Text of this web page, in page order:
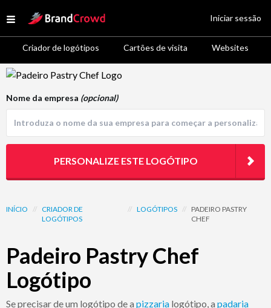
Open menu
Site Logo
Criador de logótipos Cartões de visita Websites
Iniciar sessão
Logo Template Preview
INÍCIO // CRIADOR DE
LOGÓTIPOS
// LOGÓTIPOS //
PADEIRO PASTRY
CHEF
Padeiro Pastry Chef
Logótipo
Se precisar de um logótipo de a pizzaria logótipo, a padaria
Nome da empresa (opcional)
PERSONALIZE ESTE LOGÓTIPO